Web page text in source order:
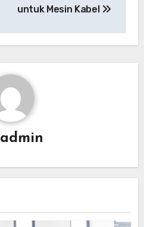
untuk Mesin Kabel
admin